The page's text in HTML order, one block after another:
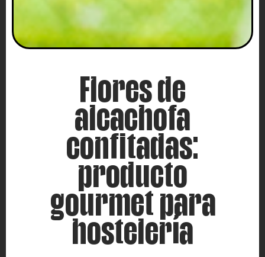
Flores de
alcachofa
confitadas:
producto
gourmet para
hostelería